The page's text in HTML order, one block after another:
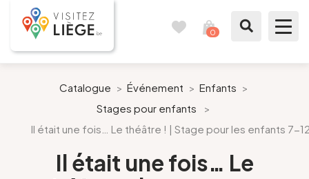
0
Comme un Liégeois
Préparer mon séjour
Catalogue > Événement > Enfants >
Stages pour enfants
>
Il était une fois… Le théâtre ! | Stage pour les enfants 7-
Il était une fois… Le